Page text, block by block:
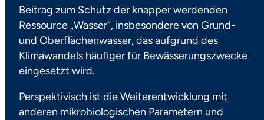
Beitrag zum Schutz der knapper werdenden
Ressource „Wasser“, insbesondere von Grund-
und Oberflächenwasser, das aufgrund des
Klimawandels häufiger für Bewässerungszwecke
eingesetzt wird.
Perspektivisch ist die Weiterentwicklung mit
anderen mikrobiologischen Parametern und